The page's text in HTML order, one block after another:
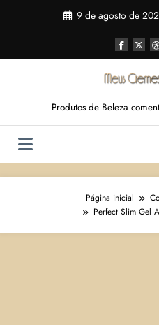
9 de agosto de
Produtos de Beleza
Página inicial
Perfect Slim Gel